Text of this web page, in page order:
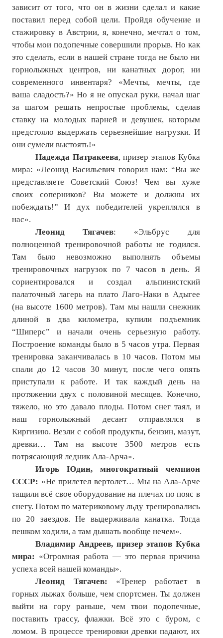
№ 9
2026 г.
№ 1
№ 2
№ 4
№ 6
№ 7
№ 8
Страница поиска
Новые книги
Е. Богатырев «Повесть об олимпийском характере»
В. Щагин «Мяч и время»
ПОДПИСКА
Наложенный платеж
Подписка 2026
Подписка онлайн на печатную версию
ТАКОВА СПОРТИВНАЯ ЖИЗНЬ
КОНТАКТЫ
ТЕКУЩИЙ №
зависит от того, что он в жизни сделал и какие
поставил перед собой цели. Пройдя обучение и
стажировку в Австрии, я, конечно, мечтал о том,
чтобы мои подопечные совершили прорыв. Но как
это сделать, если в нашей стране тогда не было ни
горнолыжных центров, ни канатных дорог, ни
современного инвентаря? «Мечты, мечты, где
ваша сладость?» Но я не опускал руки, начал шаг
за шагом решать непростые проблемы, сделав
ставку на молодых парней и девушек, которым
предстояло выдержать серьезнейшие нагрузки. И
они сумели выстоять!»
Надежда Патракеева, призер этапов Кубка
мира: «Леонид Васильевич говорил нам: “Вы же
представляете Советский Союз! Чем вы хуже
своих соперников? Вы можете и должны их
побеждать!” И дух победителей укреплялся в
нас».
Леонид Тягачев: «Эльбрус для
полноценной тренировочной работы не годился.
Там было невозможно выполнять объемы
тренировочных нагрузок по 7 часов в день. Я
сориентировался и создал альпинистский
палаточный лагерь на плато Лаго-Наки в Адыгее
(на высоте 1600 метров). Там мы нашли снежник
длиной в два километра, купили подъемник
“Шиперс” и начали очень серьезную работу.
Построение команды было в 5 часов утра. Первая
тренировка заканчивалась в 10 часов. Потом мы
спали до 12 часов 30 минут, после чего опять
приступали к работе. И так каждый день на
протяжении двух с половиной месяцев. Конечно,
тяжело, но это давало плоды. Потом снег таял, и
наш горнолыжный десант отправлялся в
Киргизию. Везли с собой продукты, бензин, мазут,
древки… Там на высоте 3500 метров есть
потрясающий ледник Ала-Арча».
Игорь Юдин, многократный чемпион
СССР: «Не прилетел вертолет… Мы на Ала-Арче
тащили всё свое оборудование на плечах по пояс в
снегу. Потом по материковому льду тренировались
по 20 заездов. Не выдерживала канатка. Тогда
пешком ходили, а там дышать вообще нечем».
Владимир Андреев, призер этапов Кубка
мира: «Огромная работа — это первая причина
успеха всей нашей команды».
Леонид Тягачев: «Тренер работает в
горных лыжах больше, чем спортсмен. Ты должен
выйти на гору раньше, чем твои подопечные,
поставить трассу, флажки. Всё это с буром, с
ломом. В процессе тренировки древки падают, их